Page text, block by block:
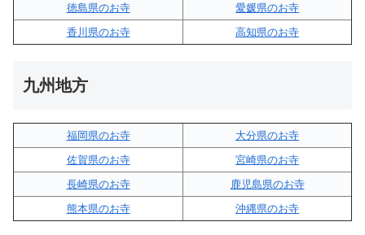
徳島県のお寺
愛媛県のお寺
香川県のお寺
高知県のお寺
九州地方
福岡県のお寺
大分県のお寺
佐賀県のお寺
宮崎県のお寺
長崎県のお寺
鹿児島県のお寺
熊本県のお寺
沖縄県のお寺